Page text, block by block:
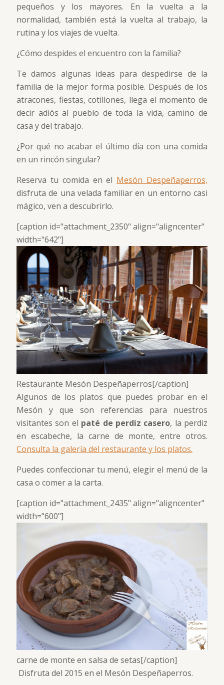
pequeños y los mayores. En la vuelta a la
normalidad, también está la vuelta al trabajo, la
rutina y los viajes de vuelta.
¿Cómo despides el encuentro con la familia?
Te damos algunas ideas para despedirse de la
familia de la mejor forma posible. Después de los
atracones, fiestas, cotillones, llega el momento de
decir adiós al pueblo de toda la vida, camino de
casa y del trabajo.
¿Por qué no acabar el último día con una comida
en un rincón singular?
Reserva tu comida en el Mesón Despeñaperros,
disfruta de una velada familiar en un entorno casi
mágico, ven a descubrirlo.
[caption id="attachment_2350" align="aligncenter"
width="642"]
Restaurante Mesón Despeñaperros[/caption]
Algunos de los platos que puedes probar en el
Mesón y que son referencias para nuestros
visitantes son el paté de perdiz casero, la perdiz
en escabeche, la carne de monte, entre otros.
Consulta la galería del restaurante y los platos.
Puedes confeccionar tu menú, elegir el menú de la
casa o comer a la carta.
[caption id="attachment_2435" align="aligncenter"
width="600"]
carne de monte en salsa de setas[/caption]
Disfruta del 2015 en el Mesón Despeñaperros.